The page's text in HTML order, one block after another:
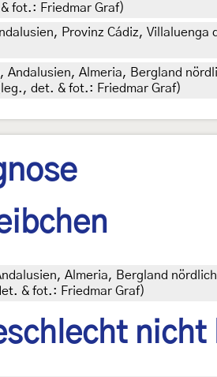
fot.: Friedmar Graf)
Provinz Cádiz,
Andalusien, Almeria, Bergland
det. & fot.: Friedmar Graf)
Almeria, Bergland
& fot.: Friedmar Graf)
nicht